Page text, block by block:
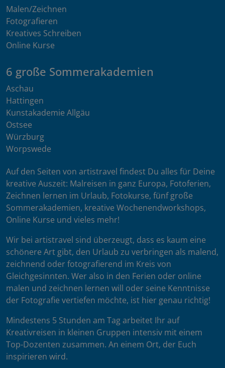
Malen/Zeichnen
Fotografieren
Kreatives Schreiben
Online Kurse
6 große Sommerakademien
Aschau
Hattingen
Kunstakademie Allgäu
Ostsee
Würzburg
Worpswede
Auf den Seiten von artistravel findest Du alles für Deine
kreative Auszeit: Malreisen in ganz Europa, Fotoferien,
Zeichnen lernen im Urlaub, Fotokurse, fünf große
Sommerakademien, kreative Wochenendworkshops,
Online Kurse und vieles mehr!
Wir bei artistravel sind überzeugt, dass es kaum eine
schönere Art gibt, den Urlaub zu verbringen als malend,
zeichnend oder fotografierend im Kreis von
Gleichgesinnten. Wer also in den Ferien oder online
malen und zeichnen lernen will oder seine Kenntnisse
der Fotografie vertiefen möchte, ist hier genau richtig!
Mindestens 5 Stunden am Tag arbeitet Ihr auf
Kreativreisen in kleinen Gruppen intensiv mit einem
Top-Dozenten zusammen. An einem Ort, der Euch
inspirieren wird.